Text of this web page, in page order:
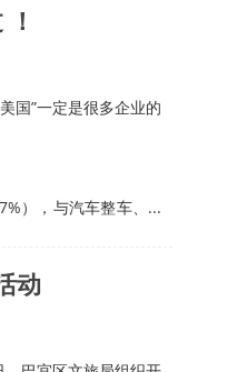
国”一定是很多企业的
），与汽车整车、...
动